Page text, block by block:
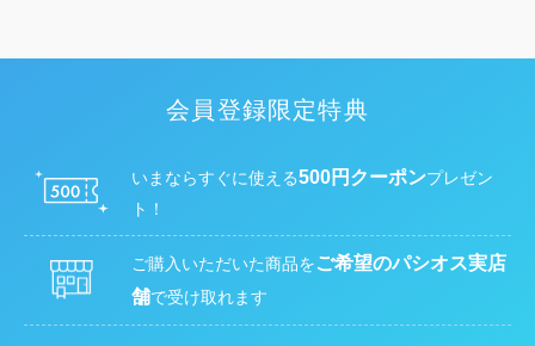
会員登録限定特典
いまならすぐに使える500円クーポンプレゼン
ト！
ご購入いただいた商品をご希望のパシオス実店
舗で受け取れます